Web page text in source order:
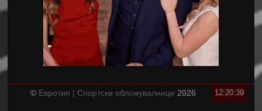
Џеронимо Рули е нов втор голман на Сити
издание
12:20:40
© Евротип | Спортски обложувалници 2026